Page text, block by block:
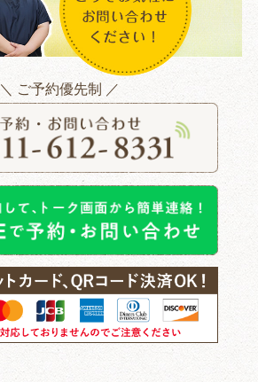
＼ ご予約優先制 ／